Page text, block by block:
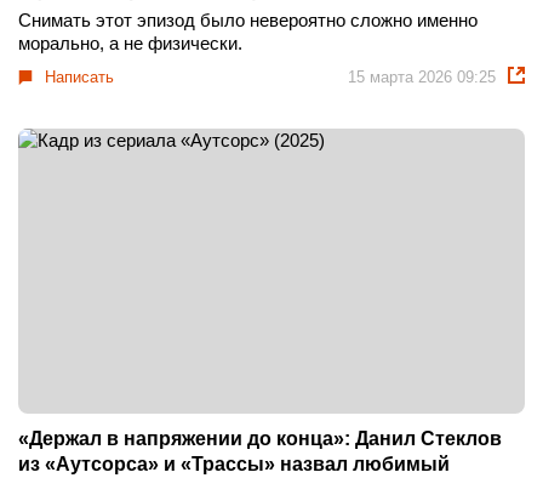
Снимать этот эпизод было невероятно сложно именно
морально, а не физически.
Написать 15 марта 2026 09:25
«Держал в напряжении до конца»: Данил Стеклов
из «Аутсорса» и «Трассы» назвал любимый